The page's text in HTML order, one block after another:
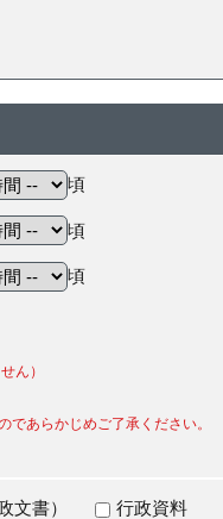
頃
頃
頃
ん）
あらかじめご了承ください。
文書）
行政資料